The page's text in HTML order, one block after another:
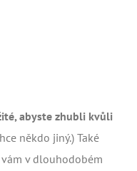
abyste zhubli kvůli
někdo jiný.) Také
v dlouhodobém